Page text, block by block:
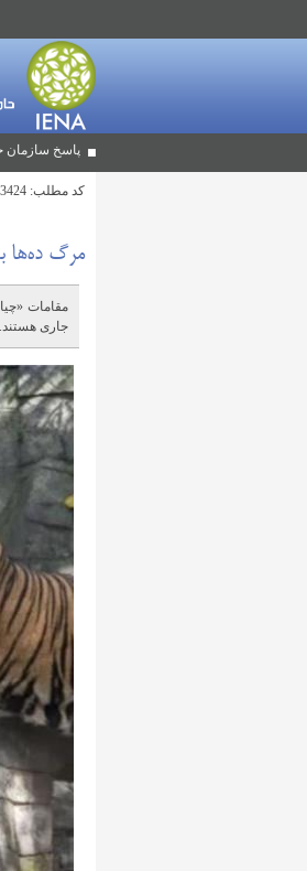
پاسخ سازمان
کد مطلب:
مرگ ده‌ها
مقامات
جاری هستند.